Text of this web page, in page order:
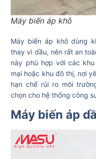
Máy biến áp khô
Máy biến áp khô dùng
thay vì dầu, nên rất an
này phù hợp với các
mại hoặc khu đô thị, nơi
hạn chế rủi ro môi
chọn cho hệ thống công
Máy biến áp